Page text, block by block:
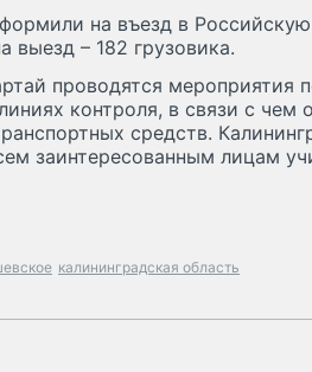
на въезд в
выезд – 182 грузовика.
проводятся мероприятия
контроля, в связи с чем
средств.
заинтересованным лицам
калининградская область